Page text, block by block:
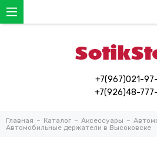
+7(967)021-
+7(926)48-
Главная Каталог Аксессуары
Автомобильные держатели в Высоковске